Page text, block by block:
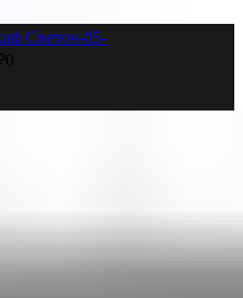
Светоч-05-
₽0